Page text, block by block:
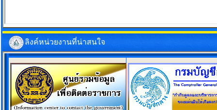
ลิงค์หน่วยงานที่น่าสนใจ